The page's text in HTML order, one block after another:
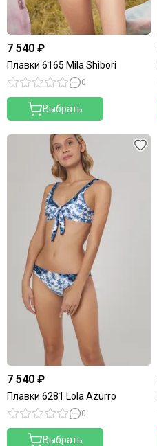
7 540 ₽
Плавки 6165 Mila Shibori
0
Выбрать
7 540 ₽
Плавки 6281 Lola Azurro
0
Выбрать